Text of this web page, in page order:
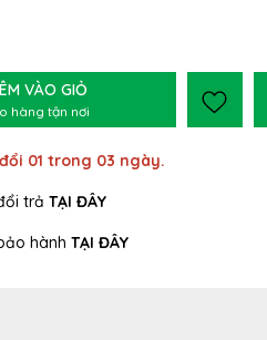
VÀO GIỎ
hàng tận nơi
01 trong 03 ngày.
trả TẠI ĐÂY
hành TẠI ĐÂY